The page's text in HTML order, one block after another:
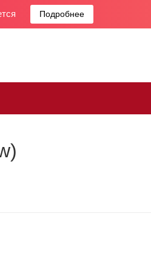
Подробнее